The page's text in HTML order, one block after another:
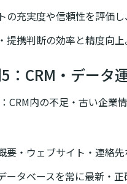
の充実度や信頼性を評価し
提携判断の効率と精度向上
：CRM・データ
：CRM内の不足・古い企業
要・ウェブサイト・連絡
ータベースを常に最新・正